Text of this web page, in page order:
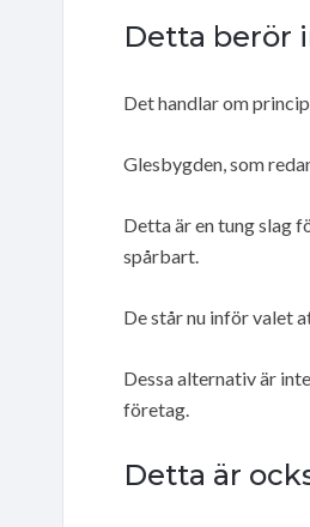
Detta berör
Det handlar om
Glesbygden, som
Detta är en tung slag
spårbart.
De står nu inför valet
Dessa alternativ är
företag.
Detta är